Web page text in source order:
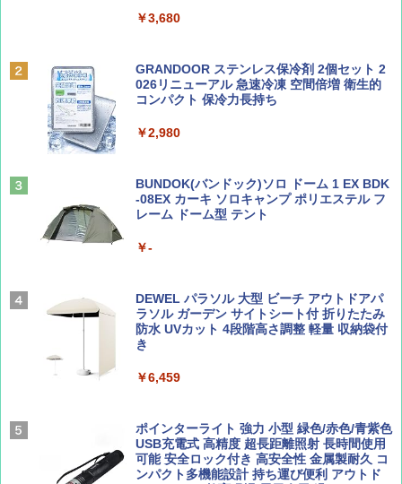
山と溪谷 2026年8月号「南アルプス大全」
￥1,540
Coyote No.89 特集 星野道夫 夢見る旅
￥1,540
AIRLINE（エアライン）2026年9月号【特
集】ボーイング110周年を祝して！
￥1,760
￥2,695
A09 地球の歩き方 イタリア 2026～2027 地
A26 地球の歩き方 チェコ ポーランド スロヴ
パ
新しい日本地理 地図・統計・移動から読み
解く (講談社現代新書)
￥1,540
PYKES PEAK (パイクスピーク) 着替えテン
ーチ ピクニック ポップアップテント 携帯 簡
易 トイレテント (グレー)
テント ワンタッチ RENEW 幅200 2-3人用 43
500002(88859)
広げるだけ パッとサッとテント ブラックコ
ーティング フルクローズ メッシュ 3-4人用
簡単設置 ポップアップテント エクルベージ
ュ(BC仕様) PATC-150B(EB)
￥9,990
[キャンパーズコレクション 山善] 傘みたいに
広げるだけ パッとサッとテント キューブワ
イド ブラックコーティング フルクローズ メ
ッシュ 4人用 簡単設置 ポップアップテント P
￥3,680
GRANDOOR ステンレス保冷剤 2個セット 2
026リニューアル 急速冷凍 空間倍増 衛生的
コンパクト 保冷力長持ち
￥2,980
BUNDOK(バンドック)ソロ ドーム 1 EX BDK
-08EX カーキ ソロキャンプ ポリエステル フ
レーム ドーム型 テント
￥-
DEWEL パラソル 大型 ビーチ アウトドアパ
ラソル ガーデン サイトシート付 折りたたみ
防水 UVカット 4段階高さ調整 軽量 収納袋付
き
￥6,459
ポインターライト 強力 小型 緑色/赤色/青紫色
USB充電式 高精度 超長距離照射 長時間使用
可能 安全ロック付き 高安全性 金属製耐久 コ
ンパクト多機能設計 持ち運び便利 アウトド